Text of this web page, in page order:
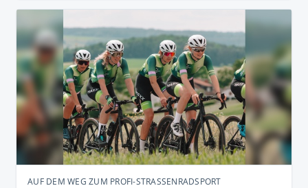
AUF DEM WEG ZUM PROFI-STRASSENRADSPORT